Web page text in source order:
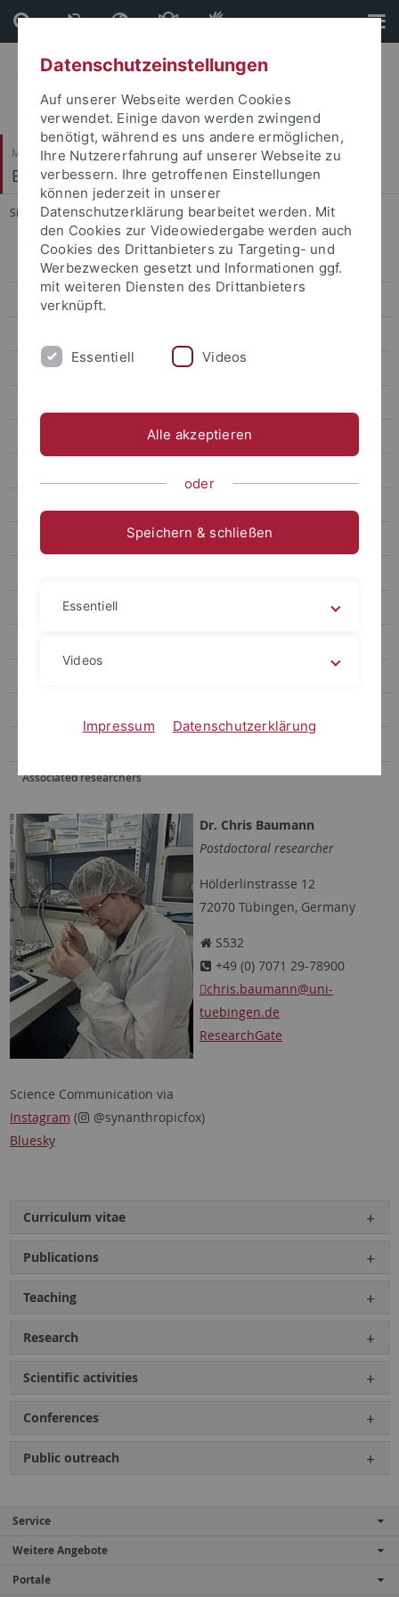
Direkt
zum
Inhalt
Direkt
zur
Fußleiste
Mathematisch-Naturwissenschaftliche Fakultät
Biogeologie
Sie sind hier: Startseite ... Dr. Chris Baumann
Prof. Hervé Bocherens
apl. Prof. Dr. Dorothée Drucker
Dr. Chris Baumann
Valentina García-Huidobro
Peter Tung
Associated researchers
Dr. Chris Baumann
Postdoctoral researcher
Hölderlinstrasse 12
72070 Tübingen, Germany
S532
+49 (0) 7071 29-78900
chris.baumann@uni-
tuebingen.de
ResearchGate
Science Communication via
Instagram (
@synanthropicfox)
Bluesky
Curriculum vitae
Publications
Teaching
Research
Scientific activities
Conferences
Public outreach
Service
Weitere Angebote
Portale
Datenschutzeinstellungen
Auf unserer Webseite werden Cookies
verwendet. Einige davon werden zwingend
benötigt, während es uns andere ermöglichen,
Ihre Nutzererfahrung auf unserer Webseite zu
verbessern. Ihre getroffenen Einstellungen
können jederzeit in unserer
Datenschutzerklärung bearbeitet werden. Mit
den Cookies zur Videowiedergabe werden auch
Cookies des Drittanbieters zu Targeting- und
Werbezwecken gesetzt und Informationen ggf.
mit weiteren Diensten des Drittanbieters
verknüpft.
Essentiell Videos
Alle akzeptieren
oder
Speichern & schließen
Essentiell
Videos
Impressum Datenschutzerklärung